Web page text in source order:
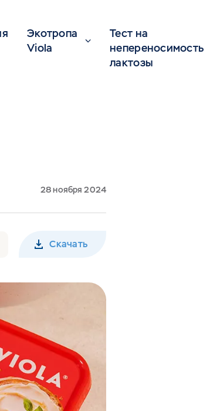
Экотропа
Viola
Тест на
непереносимость
лактозы
28 ноября 2024
Скачать